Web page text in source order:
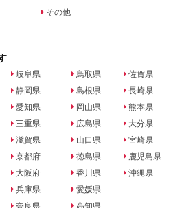
その他
岐阜県
静岡県
愛知県
三重県
滋賀県
京都府
大阪府
兵庫県
奈良県
鳥取県
島根県
岡山県
広島県
山口県
徳島県
香川県
愛媛県
高知県
佐賀県
長崎県
熊本県
大分県
宮崎県
鹿児島県
沖縄県